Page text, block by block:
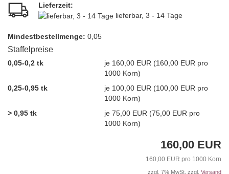
Lieferzeit:
lieferbar, 3 - 14 Tage
Mindest­bestellmenge: 0,05
Staffelpreise
0,05-0,2 tk
je 160,00 EUR (160,00 EUR pro
1000 Korn)
0,25-0,95 tk
je 100,00 EUR (100,00 EUR pro
1000 Korn)
> 0,95 tk
je 75,00 EUR (75,00 EUR pro
1000 Korn)
160,00 EUR
160,00 EUR pro 1000 Korn
zzgl. 7% MwSt. zzgl. Versand